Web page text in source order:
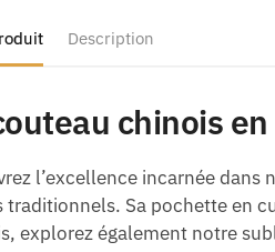
Description
chinois
l’excellence incarnée
traditionnels. Sa pochette en
explorez également notre